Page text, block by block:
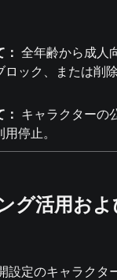
全年齢から成人
ック、または削除
キャラクターの
停止。
グ活用お
設定のキャラクタ